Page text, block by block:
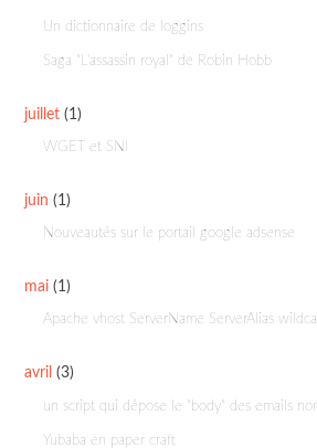
Un dictionnaire de loggins
Saga "L'assassin royal" de Robin Hobb
juillet (1)
WGET et SNI
juin (1)
Nouveautés sur le portail google adsense
mai (1)
Apache vhost ServerName ServerAlias
avril (3)
un script qui dépose le "body" des emails
Yubaba en paper craft